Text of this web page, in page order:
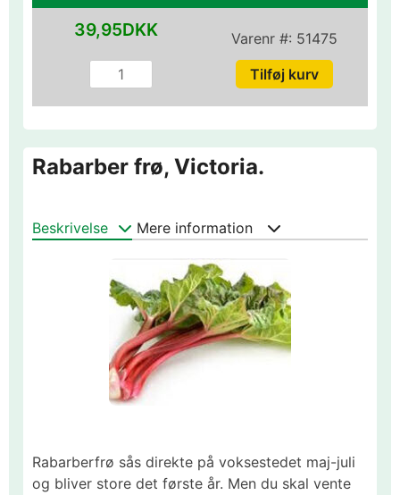
Varenr #: 51475
39,95DKK
Rabarber frø, Victoria.
Beskrivelse Mere information
Rabarberfrø sås direkte på voksestedet maj-juli
og bliver store det første år. Men du skal vente